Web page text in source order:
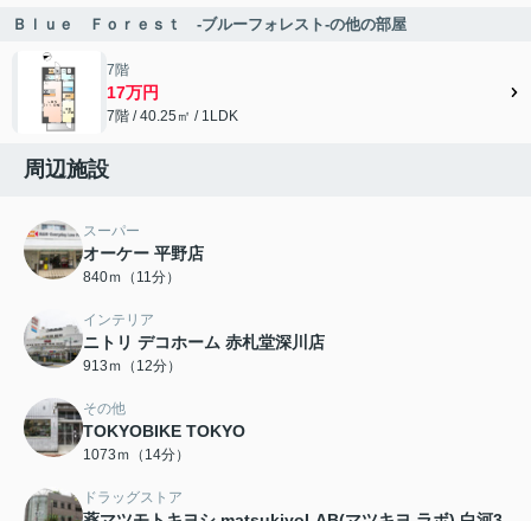
Ｂｌｕｅ Ｆｏｒｅｓｔ -ブルーフォレスト-の他の部屋
7階
17万円
7階 / 40.25㎡ / 1LDK
周辺施設
スーパー
オーケー 平野店
840ｍ（11分）
インテリア
ニトリ デコホーム 赤札堂深川店
913ｍ（12分）
その他
TOKYOBIKE TOKYO
1073ｍ（14分）
ドラッグストア